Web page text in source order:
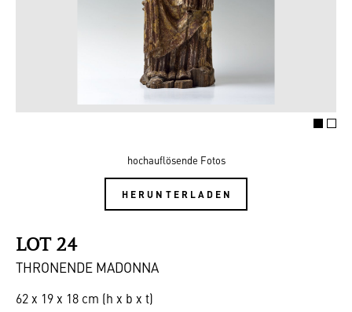
hochauflösende Fotos
HERUNTERLADEN
LOT 24
THRONENDE MADONNA
62 x 19 x 18 cm (h x b x t)